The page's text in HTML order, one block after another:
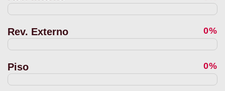
Rev. Externo 0%
Piso 0%